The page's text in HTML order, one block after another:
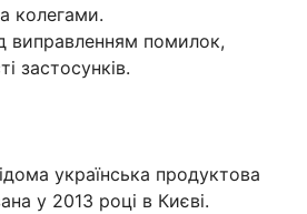
колегами.
виправленням помилок,
застосунків.
українська продуктова
у 2013 році в Києві.